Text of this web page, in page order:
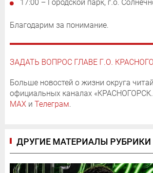
17:00 – Городской парк, г.о.
Благодарим за понимание.
ЗАДАТЬ ВОПРОС ГЛАВЕ Г.О.
Больше новостей о жизни округа
официальных каналах
MAX и Телеграм.
ДРУГИЕ МАТЕРИАЛЫ РУБРИКИ